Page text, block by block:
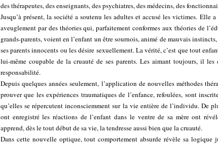
des thérapeutes, des enseignants, des psychiatres, des médecins, des
Jusqu’à présent, la société a soutenu les adultes et accusé les victimes. Elle
aveuglement par des théories qui, parfaitement conformes aux théories de
grands-parents, voient en l’enfant un être sournois, animé de mauvais
ses parents innocents ou les désire sexuellement. La vérité, c’est que tout
lui-même coupable de la cruauté de ses parents. Les aimant toujours, il les
responsabilité.
Depuis quelques années seulement, l’application de nouvelles méthodes
prouver que les expériences traumatiques de l’enfance, refoulées, sont
qu’elles se répercutent inconsciemment sur la vie entière de l’individu. De
ont enregistré les réactions de l’enfant dans le ventre de sa mère ont
apprend, dès le tout début de sa vie, la tendresse aussi bien que la cruauté.
Dans cette nouvelle optique, tout comportement absurde révèle sa logique